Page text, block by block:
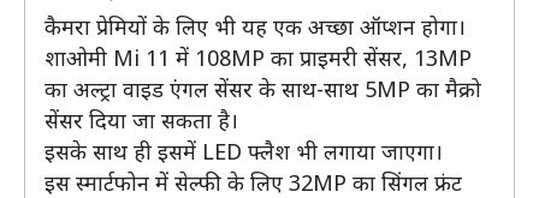
कैमरा प्रेमियों के लिए भी यह एक अच्छा ऑप्शन होगा।
शाओमी Mi 11 में 108MP का प्राइमरी सेंसर, 13MP
का अल्ट्रा वाइड एंगल सेंसर के साथ-साथ 5MP का मैक्रो
सेंसर दिया जा सकता है।
इसके साथ ही इसमें LED फ्लैश भी लगाया जाएगा।
इस स्मार्टफोन में सेल्फी के लिए 32MP का सिंगल फ्रंट